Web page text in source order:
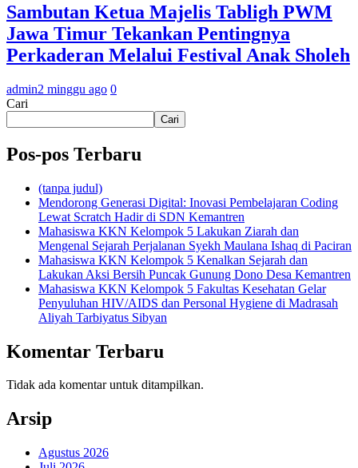
Sambutan Ketua Majelis Tabligh PWM
Jawa Timur Tekankan Pentingnya
Perkaderan Melalui Festival Anak Sholeh
admin2 minggu ago 0
Cari
Cari
Pos-pos Terbaru
(tanpa judul)
Mendorong Generasi Digital: Inovasi Pembelajaran Coding
Lewat Scratch Hadir di SDN Kemantren
Mahasiswa KKN Kelompok 5 Lakukan Ziarah dan
Mengenal Sejarah Perjalanan Syekh Maulana Ishaq di Paciran
Mahasiswa KKN Kelompok 5 Kenalkan Sejarah dan
Lakukan Aksi Bersih Puncak Gunung Dono Desa Kemantren
Mahasiswa KKN Kelompok 5 Fakultas Kesehatan Gelar
Penyuluhan HIV/AIDS dan Personal Hygiene di Madrasah
Aliyah Tarbiyatus Sibyan
Komentar Terbaru
Tidak ada komentar untuk ditampilkan.
Arsip
Agustus 2026